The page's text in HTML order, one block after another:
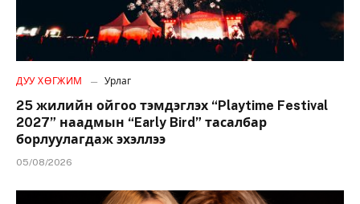
ДУУ ХӨГЖИМ Урлаг
25 жилийн ойгоо тэмдэглэх “Playtime Festival
2027” наадмын “Early Bird” тасалбар
борлуулагдаж эхэллээ
05/08/2026